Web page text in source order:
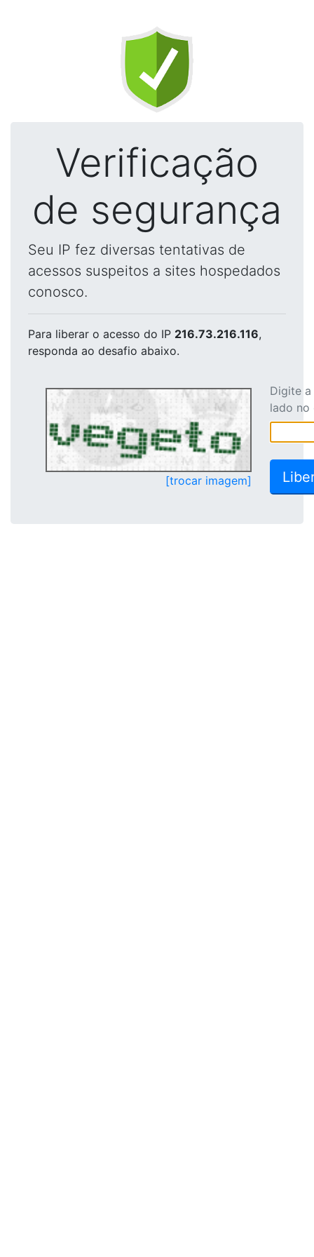
Verificação
de segurança
Seu IP fez diversas tentativas de
acessos suspeitos a sites hospedados
conosco.
Para liberar o acesso do IP 216.73.216.116,
responda ao desafio abaixo.
[trocar imagem]
Digite
lado no